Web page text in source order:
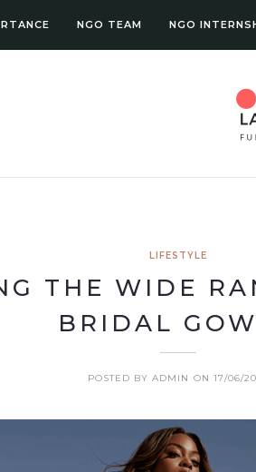
NGO TEAM NGO
LIFESTYLE
THE WIDE
BRIDAL
POSTED BY ADMIN ON 17/06/